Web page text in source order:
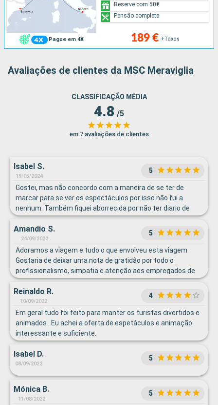
Pague em 4X 189 € +Taxas
Reserve com 50€
Pensão completa
Avaliações de clientes da MSC Meraviglia
CLASSIFICAÇÃO MÉDIA
4.8 /5
em 7 avaliações de clientes
Isabel S.
19/05/2024
5
Gostei, mas não concordo com a maneira de se ter de
marcar para se ver os espectáculos por isso não fui a
nenhum. Também fiquei aborrecida por não ter diario de
bordo em português, pois nem todas as pessoas têm de
saber inglês.
Amandio S.
24/09/2022
5
Adoramos a viagem e tudo o que envolveu esta viagem.
Gostaria de deixar uma nota de gratidão por todo o
profissionalismo, simpatia e atenção aos empregados de
restaurante Elmo Jr. Teves e ao Kenneth Bata, ambos das
Filipanas assim como ao nosso camareiro pela sua
disponibilidade, profissionalismo e simpatia.
Reinaldo R.
10/09/2022
4
Em geral tudo foi feito para manter os turistas divertidos e
animados . Eu achei a oferta de espetáculos e animação
interessante e suficiente.
Isabel D.
08/09/2022
5
Mónica B.
11/08/2022
5